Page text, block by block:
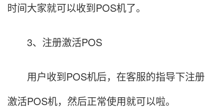
时间大家就可以收到POS机了。
3、注册激活POS
用户收到POS机后，在客服的指导下注册
激活POS机，然后正常使用就可以啦。